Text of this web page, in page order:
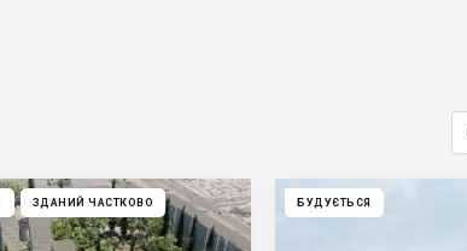
ЗДАНИЙ ЧАСТКОВО БУДУЄТЬСЯ